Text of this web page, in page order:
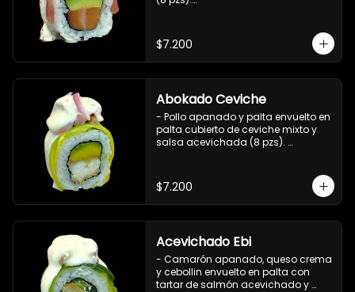
$7.200
Abokado Ceviche
- Pollo apanado y palta envuelto en
palta cubierto de ceviche mixto y
salsa acevichada (8 pzs).
$7.200
Acevichado Ebi
- Camarón apanado, queso crema
y cebollin envuelto en palta con
tartar de salmón acevichado y